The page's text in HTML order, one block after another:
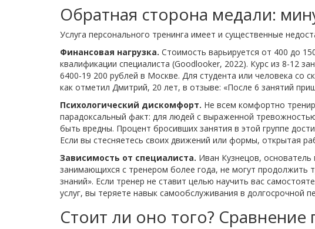
Обратная сторона медали:
Услуга персонального тренинга имеет и существенные
Финансовая нагрузка. Стоимость варьируется от 400 до
квалификации специалиста (Goodlooker, 2022). Курс из 8-12
6400-19 200 рублей в Москве. Для студента или человека
как отметил Дмитрий, 20 лет, в отзыве: «После 6 занятий
Психологический дискомфорт. Не всем комфортно
парадоксальный факт: для людей с выраженной
быть вредны. Процент бросивших занятия в этой группе
Если вы стесняетесь своих движений или формы, открытая
Зависимость от специалиста. Иван Кузнецов,
занимающихся с тренером более года, не могут продолжить
знаний». Если тренер не ставит целью научить вас
услуг, вы теряете навык самообслуживания в долгосрочной
Стоит ли оно того? Сравнение